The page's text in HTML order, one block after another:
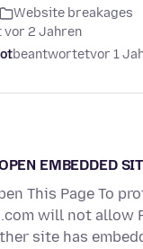
Website breakages
2 Jahren
beantwortetvor 1
EMBEDDED
This Page To
will not allow
site has